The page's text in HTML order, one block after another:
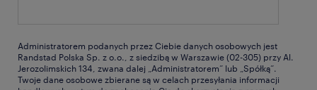
Administratorem podanych przez Ciebie danych osobowych jest
Randstad Polska Sp. z o.o., z siedzibą w Warszawie (02-305) przy Al.
Jerozolimskich 134, zwana dalej „Administratorem” lub „Spółką”.
Twoje dane osobowe zbierane są w celach przesyłania informacji